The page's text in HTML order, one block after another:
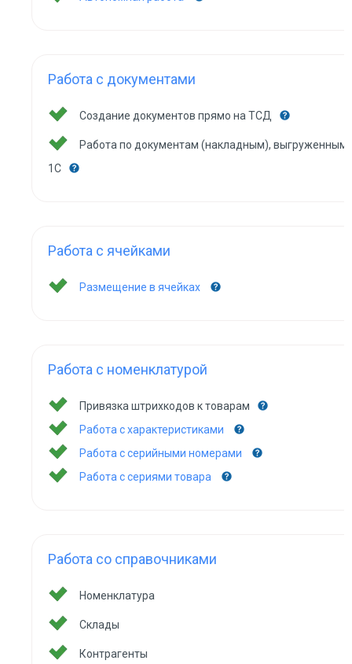
Работа с документами
Создание документов прямо на ТСД
Работа по документам (накладным), выгруженным
1С
Работа с ячейками
Размещение в ячейках
Работа с номенклатурой
Привязка штрихкодов к товарам
Работа с характеристиками
Работа с серийными номерами
Работа с сериями товара
Работа со справочниками
Номенклатура
Склады
Контрагенты